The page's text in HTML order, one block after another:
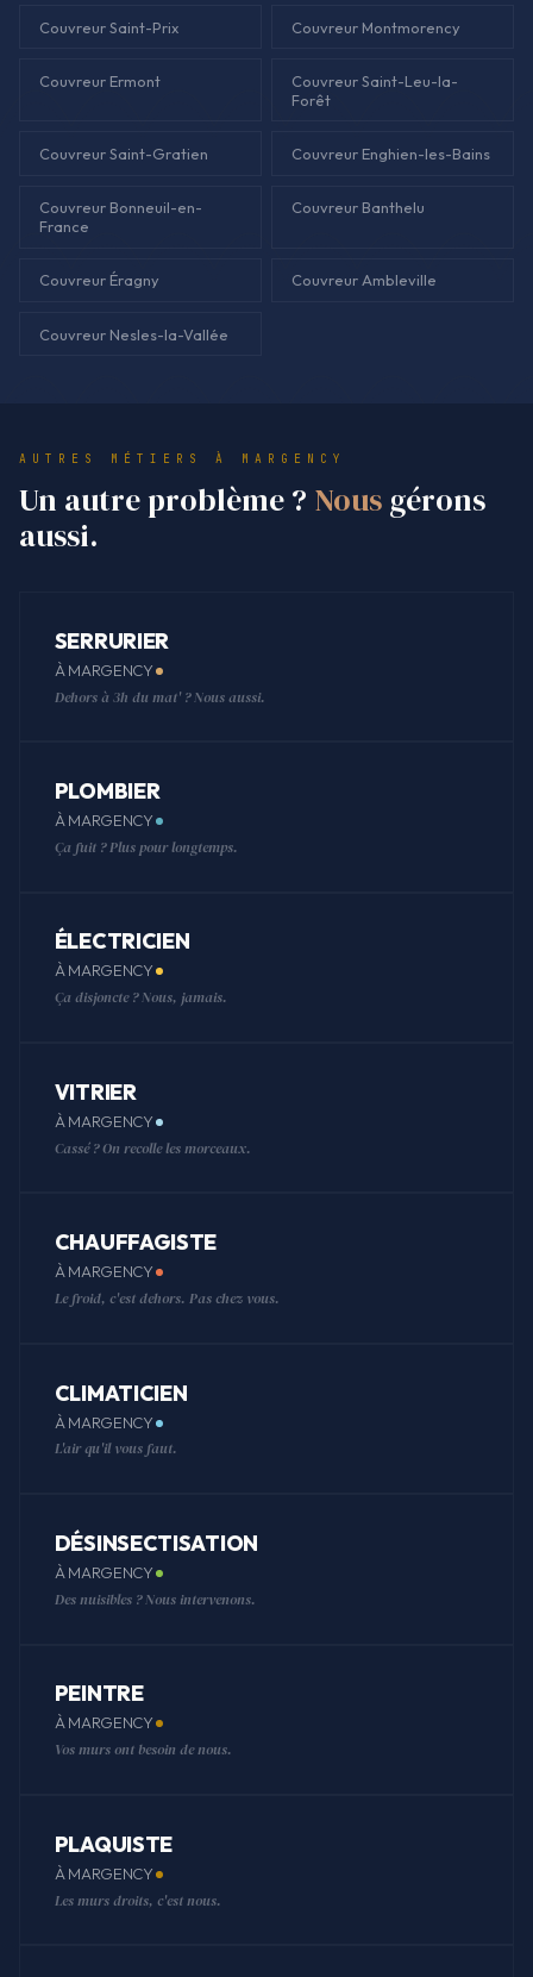
Couvreur Saint-Prix Couvreur Montmorency
Couvreur Ermont
Couvreur Saint-Leu-la-
Forêt
Couvreur Saint-Gratien Couvreur Enghien-les-Bains
Couvreur Bonneuil-en-
France
Couvreur Banthelu
Couvreur Éragny Couvreur Ambleville
Couvreur Nesles-la-Vallée
AUTRES MÉTIERS À MARGENCY
Un autre problème ? Nous gérons
aussi.
SERRURIER
À MARGENCY
Dehors à 3h du mat' ? Nous aussi.
PLOMBIER
À MARGENCY
Ça fuit ? Plus pour longtemps.
ÉLECTRICIEN
À MARGENCY
Ça disjoncte ? Nous, jamais.
VITRIER
À MARGENCY
Cassé ? On recolle les morceaux.
CHAUFFAGISTE
À MARGENCY
Le froid, c'est dehors. Pas chez vous.
CLIMATICIEN
À MARGENCY
L'air qu'il vous faut.
DÉSINSECTISATION
À MARGENCY
Des nuisibles ? Nous intervenons.
PEINTRE
À MARGENCY
Vos murs ont besoin de nous.
PLAQUISTE
À MARGENCY
Les murs droits, c'est nous.